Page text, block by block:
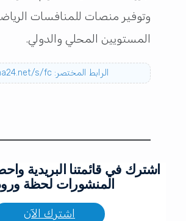
وتوفير منصات للمنافسات
المستويين المحلي والدولي.
الرابط المختصر: doha24.net/s/fc
اشترك في قائمتنا البريدية
المنشورات لحظة
اشترك الآن